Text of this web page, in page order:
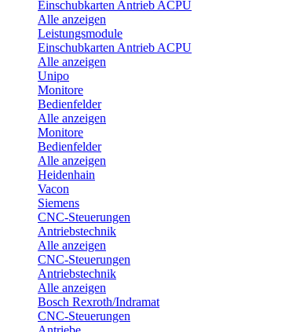
Einschubkarten Antrieb ACPU
Alle anzeigen
Leistungsmodule
Einschubkarten Antrieb ACPU
Alle anzeigen
Unipo
Monitore
Bedienfelder
Alle anzeigen
Monitore
Bedienfelder
Alle anzeigen
Heidenhain
Vacon
Siemens
CNC-Steuerungen
Antriebstechnik
Alle anzeigen
CNC-Steuerungen
Antriebstechnik
Alle anzeigen
Bosch Rexroth/Indramat
CNC-Steuerungen